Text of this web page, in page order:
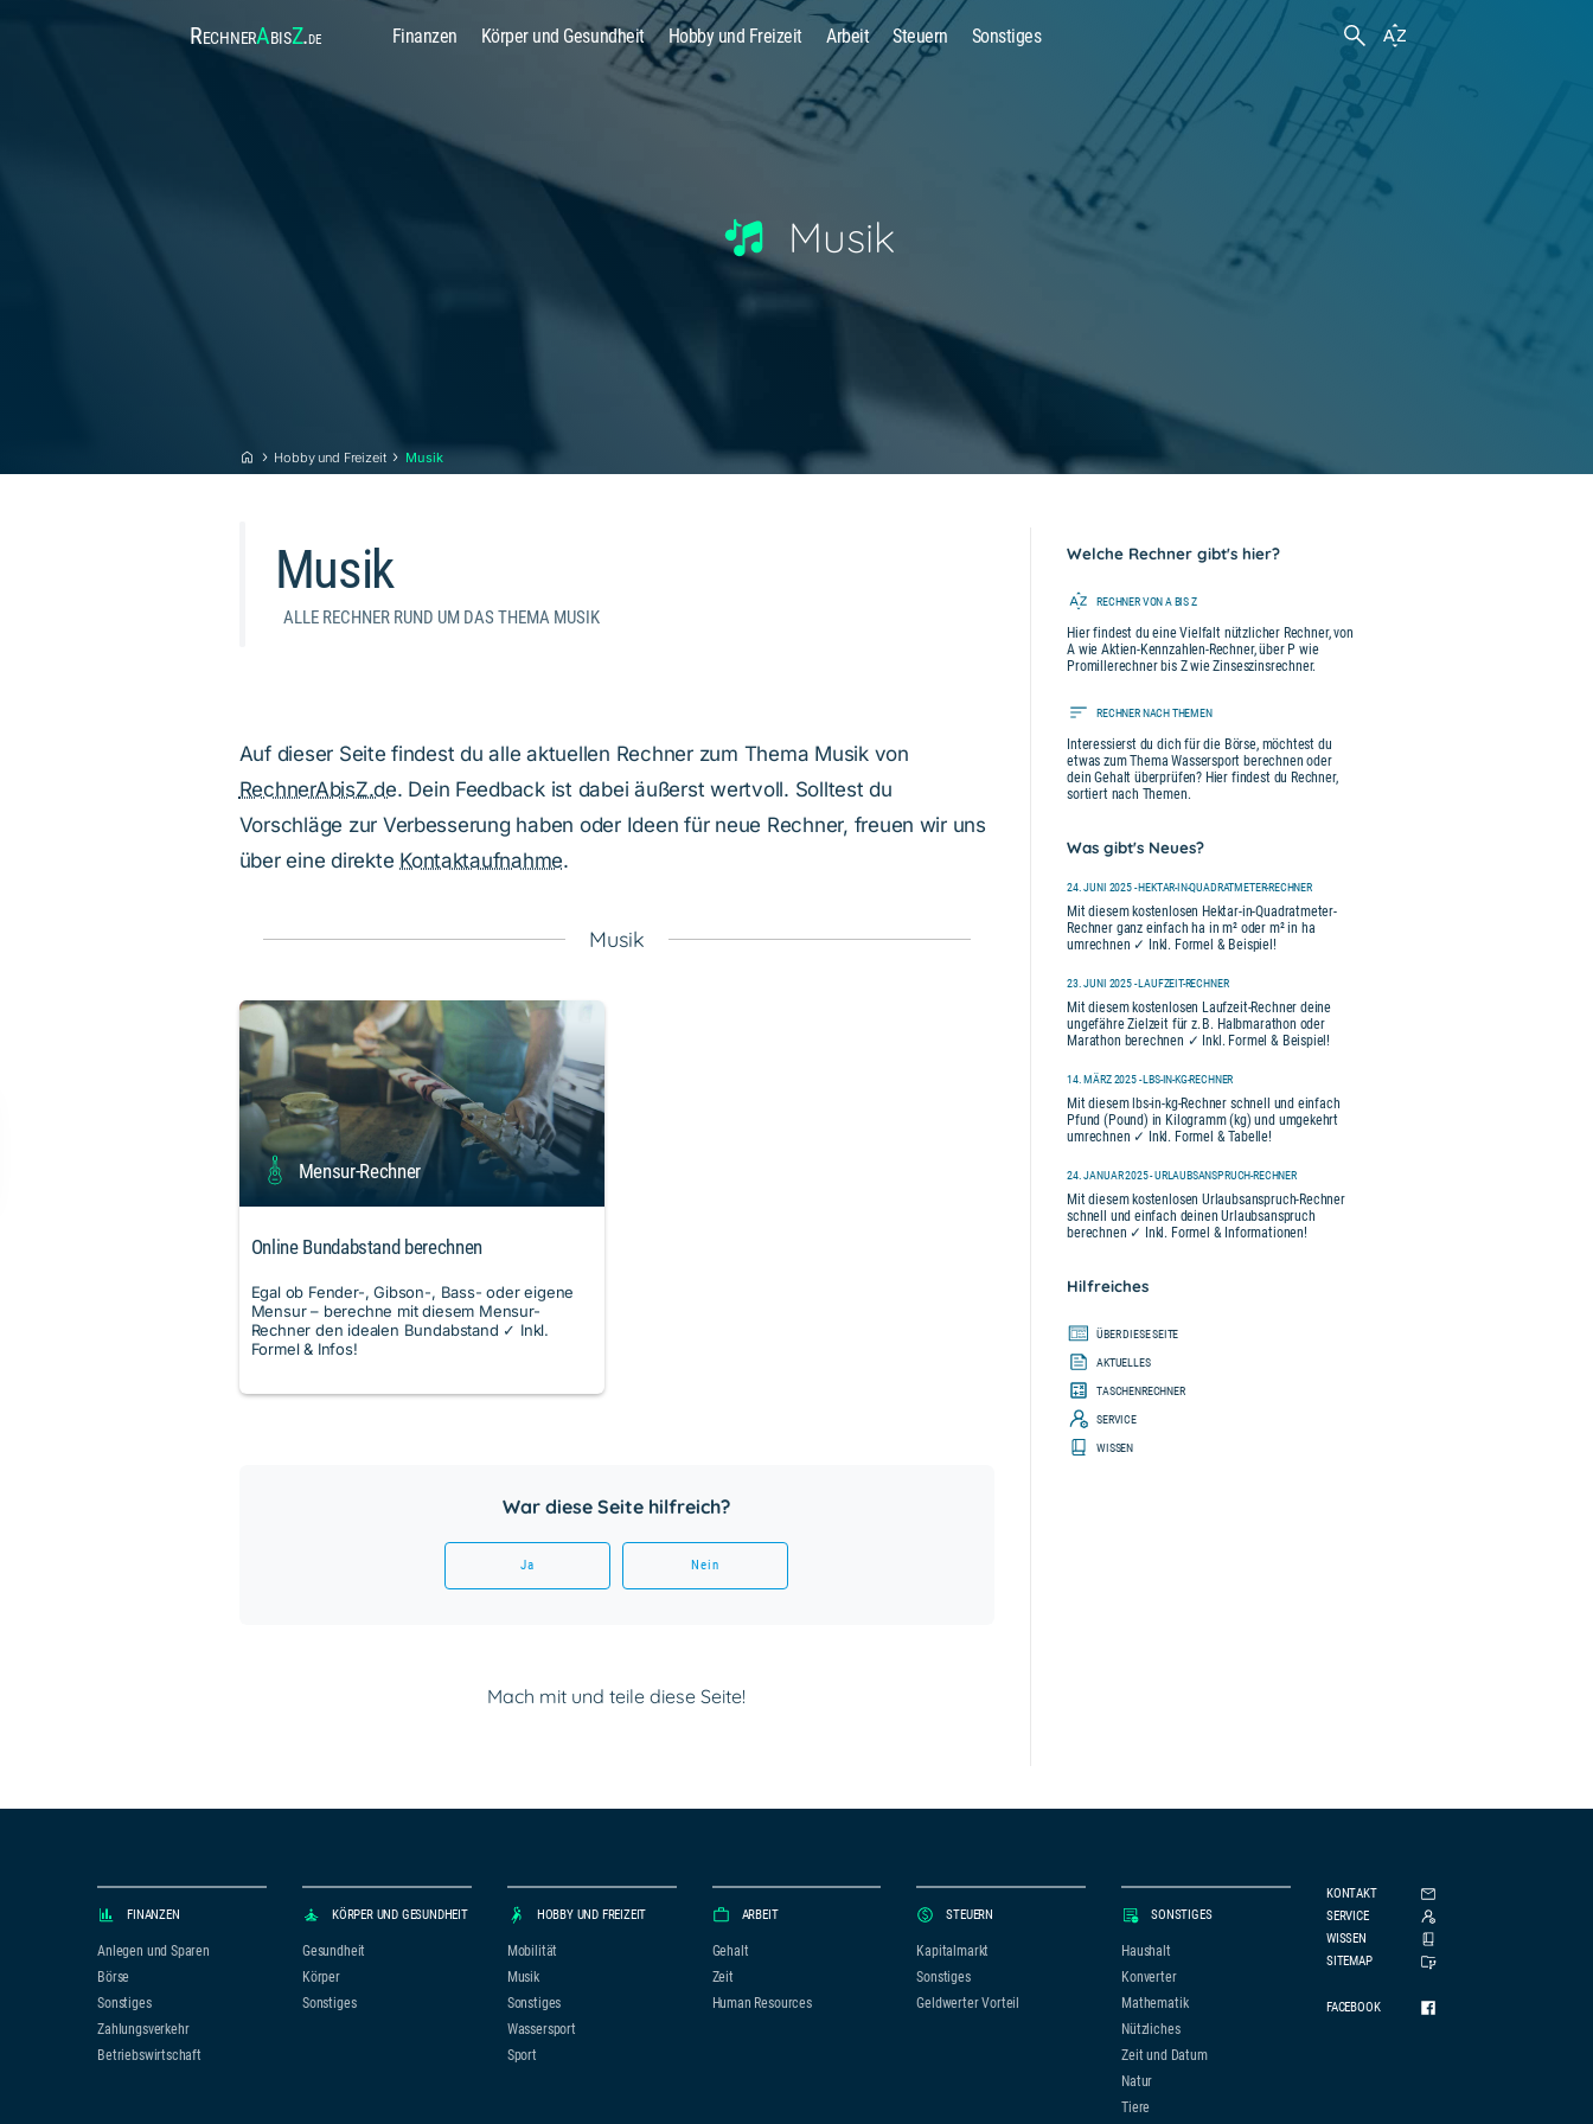
RechnerAbisZ.de Finanzen Körper und Gesundheit Hobby und Freizeit Arbeit Steuern Sonstiges
Suche
Hobby und Freizeit Musik
Musik
Musik
ALLE RECHNER RUND UM DAS THEMA MUSIK
Auf dieser Seite findest du alle aktuellen Rechner zum Thema Musik von
RechnerAbisZ.de. Dein Feedback ist dabei äußerst wertvoll. Solltest du
Vorschläge zur Verbesserung haben oder Ideen für neue Rechner, freuen wir uns
über eine direkte Kontaktaufnahme.
Musik
Mensur-Rechner
Online Bundabstand berechnen
Egal ob Fender-, Gibson-, Bass- oder eigene
Mensur – berechne mit diesem Mensur-
Rechner den idealen Bundabstand ✓ Inkl.
Formel & Infos!
War diese Seite hilfreich?
Ja Nein
Mach mit und teile diese Seite!
Welche Rechner gibt's hier?
RECHNER VON A BIS Z
Hier findest du eine Vielfalt nützlicher Rechner, von
A wie Aktien-Kennzahlen-Rechner, über P wie
Promillerechner bis Z wie Zinseszinsrechner.
RECHNER NACH THEMEN
Interessierst du dich für die Börse, möchtest du
etwas zum Thema Wassersport berechnen oder
dein Gehalt überprüfen? Hier findest du Rechner,
sortiert nach Themen.
Was gibt's Neues?
24. JUNI 2025 - HEKTAR-IN-QUADRATMETER-RECHNER
Mit diesem kostenlosen Hektar-in-Quadratmeter-
Rechner ganz einfach ha in m² oder m² in ha
umrechnen ✓ Inkl. Formel & Beispiel!
23. JUNI 2025 - LAUFZEIT-RECHNER
Mit diesem kostenlosen Laufzeit-Rechner deine
ungefähre Zielzeit für z. B. Halbmarathon oder
Marathon berechnen ✓ Inkl. Formel & Beispiel!
14. MÄRZ 2025 - LBS-IN-KG-RECHNER
Mit diesem lbs-in-kg-Rechner schnell und einfach
Pfund (Pound) in Kilogramm (kg) und umgekehrt
umrechnen ✓ Inkl. Formel & Tabelle!
24. JANUAR 2025 - URLAUBSANSPRUCH-RECHNER
Mit diesem kostenlosen Urlaubsanspruch-Rechner
schnell und einfach deinen Urlaubsanspruch
berechnen ✓ Inkl. Formel & Informationen!
Hilfreiches
ÜBER DIESE SEITE
AKTUELLES
TASCHENRECHNER
SERVICE
WISSEN
FINANZEN
Anlegen und Sparen
Börse
Sonstiges
Zahlungsverkehr
Betriebswirtschaft
KÖRPER UND GESUNDHEIT
Gesundheit
Körper
Sonstiges
HOBBY UND FREIZEIT
Mobilität
Musik
Sonstiges
Wassersport
Sport
ARBEIT
Gehalt
Zeit
Human Resources
STEUERN
Kapitalmarkt
Sonstiges
Geldwerter Vorteil
SONSTIGES
Haushalt
Konverter
Mathematik
Nützliches
Zeit und Datum
Natur
Tiere
KONTAKT
SERVICE
WISSEN
SITEMAP
FACEBOOK